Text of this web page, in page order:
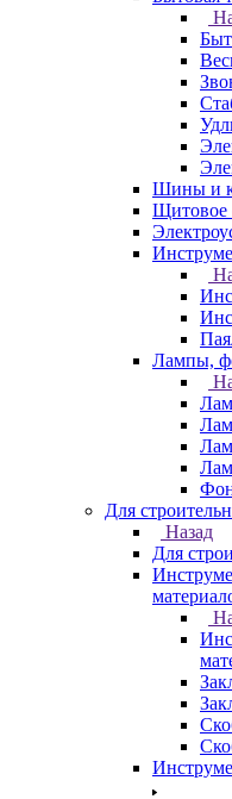
Шины и
Щитовое
Лампы,
Для
Назад
Для